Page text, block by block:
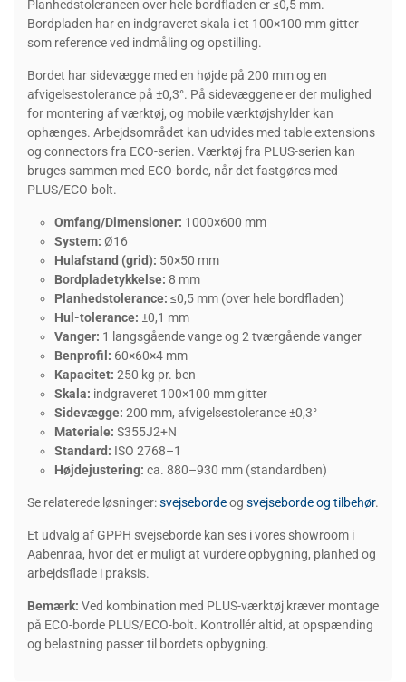
Planhedstolerancen over hele bordfladen er ≤0,5 mm.
Bordpladen har en indgraveret skala i et 100×100 mm gitter
som reference ved indmåling og opstilling.
Bordet har sidevægge med en højde på 200 mm og en
afvigelsestolerance på ±0,3°. På sidevæggene er der mulighed
for montering af værktøj, og mobile værktøjshylder kan
ophænges. Arbejdsområdet kan udvides med table extensions
og connectors fra ECO-serien. Værktøj fra PLUS-serien kan
bruges sammen med ECO-borde, når det fastgøres med
PLUS/ECO-bolt.
Omfang/Dimensioner: 1000×600 mm
System: Ø16
Hulafstand (grid): 50×50 mm
Bordpladetykkelse: 8 mm
Planhedstolerance: ≤0,5 mm (over hele bordfladen)
Hul-tolerance: ±0,1 mm
Vanger: 1 langsgående vange og 2 tværgående vanger
Benprofil: 60×60×4 mm
Kapacitet: 250 kg pr. ben
Skala: indgraveret 100×100 mm gitter
Sidevægge: 200 mm, afvigelsestolerance ±0,3°
Materiale: S355J2+N
Standard: ISO 2768–1
Højdejustering: ca. 880–930 mm (standardben)
Se relaterede løsninger:svejsebordeog svejseborde og tilbehør.
Et udvalg af GPPH svejseborde kan ses i vores showroom i
Aabenraa, hvor det er muligt at vurdere opbygning, planhed og
arbejdsflade i praksis.
Bemærk: Ved kombination med PLUS-værktøj kræver montage
på ECO-borde PLUS/ECO-bolt. Kontrollér altid, at opspænding
og belastning passer til bordets opbygning.